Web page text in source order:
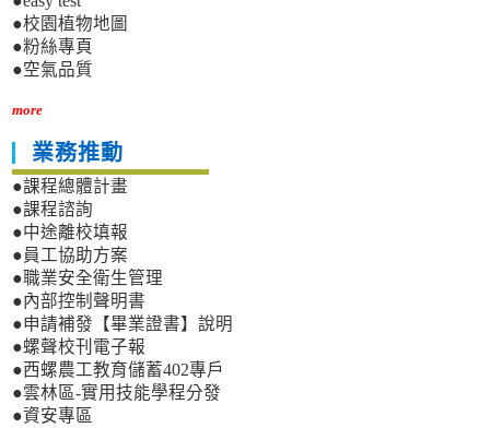
●校園植物地圖
●粉絲專頁
●空氣品質
more
業務推動
●課程總體計畫
●課程諮詢
●中途離校填報
●員工協助方案
●職業安全衛生管理
●內部控制聲明書
●申請補發【畢業證書】說明
●螺聲校刊電子報
●西螺農工教育儲蓄402專戶
●雲林區-實用技能學程分發
●資安專區